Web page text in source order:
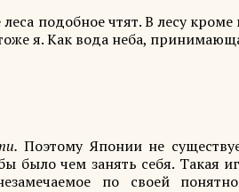
подобное чтят. В лесу
я. Как вода неба,
Поэтому Японии не
было чем занять себя. Такая
по своей